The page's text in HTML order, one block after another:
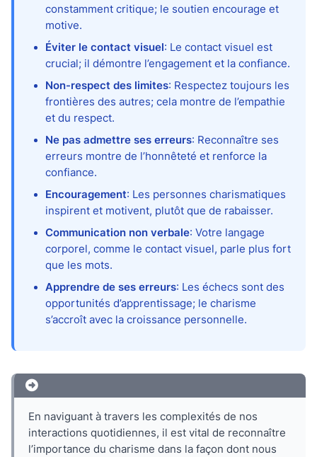
constamment critique; le soutien encourage et
motive.
Éviter le contact visuel: Le contact visuel est
crucial; il démontre l’engagement et la confiance.
Non-respect des limites: Respectez toujours les
frontières des autres; cela montre de l’empathie
et du respect.
Ne pas admettre ses erreurs: Reconnaître ses
erreurs montre de l’honnêteté et renforce la
confiance.
Encouragement: Les personnes charismatiques
inspirent et motivent, plutôt que de rabaisser.
Communication non verbale: Votre langage
corporel, comme le contact visuel, parle plus fort
que les mots.
Apprendre de ses erreurs: Les échecs sont des
opportunités d’apprentissage; le charisme
s’accroît avec la croissance personnelle.
En naviguant à travers les complexités de nos
interactions quotidiennes, il est vital de reconnaître
l’importance du charisme dans la façon dont nous